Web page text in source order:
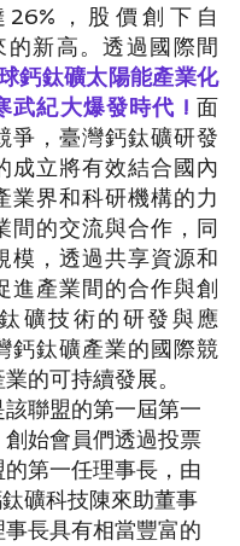
，股價創下自
新高。透過國際間
鈣鈦礦太陽能產業化
武紀大爆發時代 ! 面
爭，臺灣鈣鈦礦研發
成立將有效結合國內
業界和科研機構的力
間的交流與合作，同
模，透過共享資源和
進產業間的合作與創
礦技術的研發與應
鈣鈦礦產業的國際競
的可持續發展。
聯盟的第一屆第一
始會員們透過投票
第一任理事長，由
礦科技陳來助董事
長具有相當豐富的